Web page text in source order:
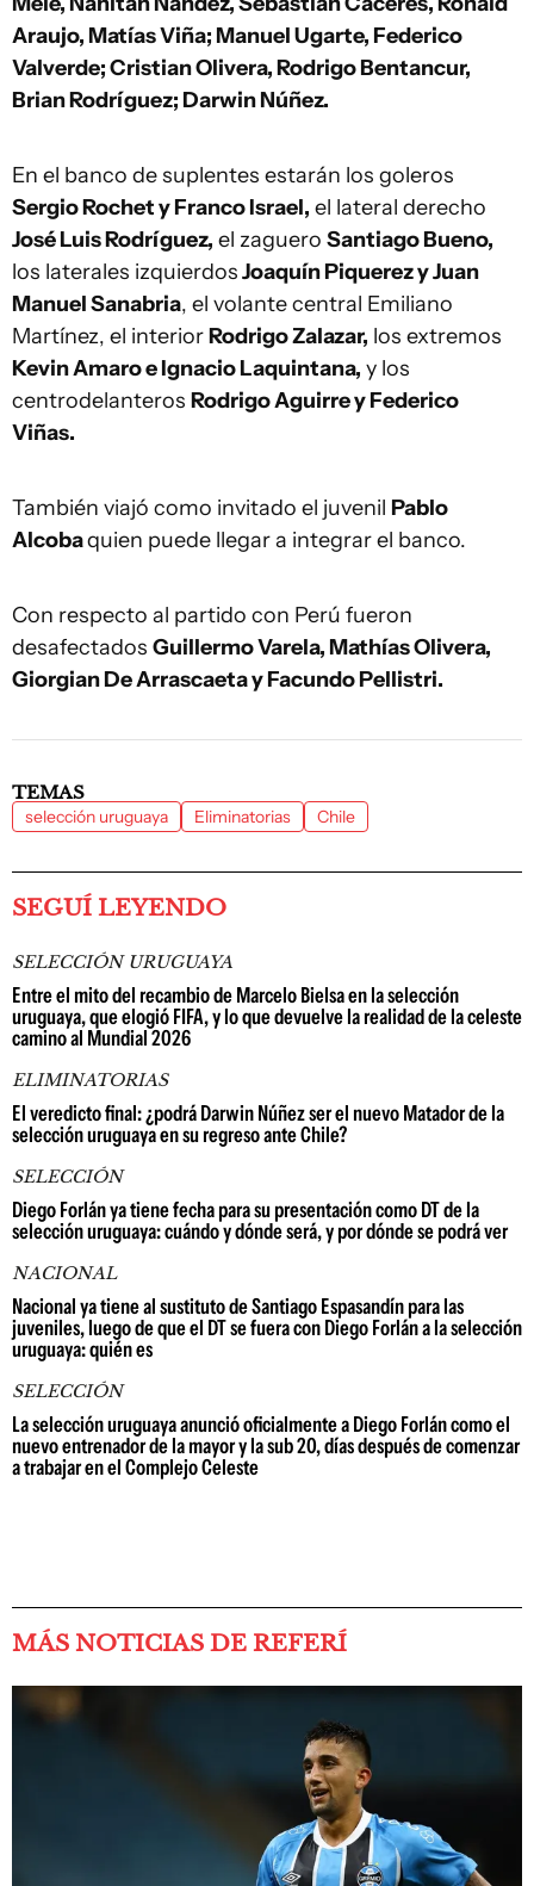
Araujo, Matías Viña; Manuel Ugarte, Federico
Valverde; Cristian Olivera, Rodrigo Bentancur,
Brian Rodríguez; Darwin Núñez.
En el banco de suplentes estarán los goleros
Sergio Rochet y Franco Israel, el lateral derecho
José Luis Rodríguez, el zaguero Santiago Bueno,
los laterales izquierdosJoaquín Piquerez y Juan
Manuel Sanabria, el volante central Emiliano
Martínez, el interiorRodrigo Zalazar, los extremos
Kevin Amaro e Ignacio Laquintana, y los
centrodelanteros Rodrigo Aguirre y Federico
Viñas.
También viajó como invitado el juvenil Pablo
Alcobaquien puede llegar a integrar el banco.
Con respecto al partido con Perú fueron
desafectados Guillermo Varela, Mathías Olivera,
Giorgian De Arrascaeta y Facundo Pellistri.
TEMAS
selección uruguaya Eliminatorias Chile
SEGUÍ LEYENDO
SELECCIÓN URUGUAYA
Entre el mito del recambio de Marcelo Bielsa en la selección
uruguaya, que elogió FIFA, y lo que devuelve la realidad de la celeste
camino al Mundial 2026
ELIMINATORIAS
El veredicto final: ¿podrá Darwin Núñez ser el nuevo Matador de la
selección uruguaya en su regreso ante Chile?
SELECCIÓN
Diego Forlán ya tiene fecha para su presentación como DT de la
selección uruguaya: cuándo y dónde será, y por dónde se podrá ver
NACIONAL
Nacional ya tiene al sustituto de Santiago Espasandín para las
juveniles, luego de que el DT se fuera con Diego Forlán a la selección
uruguaya: quién es
SELECCIÓN
La selección uruguaya anunció oficialmente a Diego Forlán como el
nuevo entrenador de la mayor y la sub 20, días después de comenzar
a trabajar en el Complejo Celeste
MÁS NOTICIAS DE REFERÍ